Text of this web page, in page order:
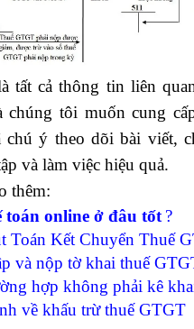
tất cả thông tin liên
chúng tôi muốn cung
chú ý theo dõi bài viết,
và làm việc hiệu quả.
thêm:
toán online ở đâu tốt ?
Toán Kết Chuyển Thuế
và nộp tờ khai thuế
hợp không phải kê
về khấu trừ thuế GTGT